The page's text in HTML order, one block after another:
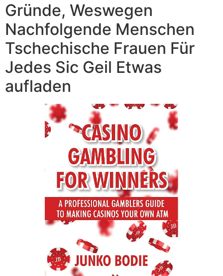
Gründe, Weswegen
Nachfolgende Menschen
Tschechische Frauen Für
Jedes Sic Geil Etwas
aufladen